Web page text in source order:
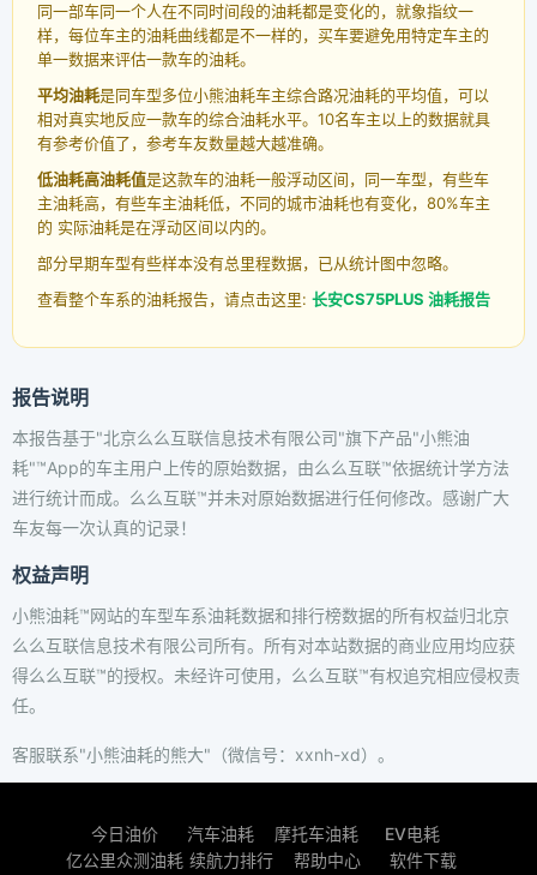
同一部车同一个人在不同时间段的油耗都是变化的，就象指纹一
样，每位车主的油耗曲线都是不一样的，买车要避免用特定车主的
单一数据来评估一款车的油耗。
平均油耗是同车型多位小熊油耗车主综合路况油耗的平均值，可以
相对真实地反应一款车的综合油耗水平。10名车主以上的数据就具
有参考价值了，参考车友数量越大越准确。
低油耗高油耗值是这款车的油耗一般浮动区间，同一车型，有些车
主油耗高，有些车主油耗低，不同的城市油耗也有变化，80%车主
的 实际油耗是在浮动区间以内的。
部分早期车型有些样本没有总里程数据，已从统计图中忽略。
查看整个车系的油耗报告，请点击这里: 长安CS75PLUS 油耗报告
报告说明
本报告基于"北京么么互联信息技术有限公司"旗下产品"小熊油
耗"™App的车主用户上传的原始数据，由么么互联™依据统计学方法
进行统计而成。么么互联™并未对原始数据进行任何修改。感谢广大
车友每一次认真的记录！
权益声明
小熊油耗™网站的车型车系油耗数据和排行榜数据的所有权益归北京
么么互联信息技术有限公司所有。所有对本站数据的商业应用均应获
得么么互联™的授权。未经许可使用，么么互联™有权追究相应侵权责
任。
客服联系"小熊油耗的熊大"（微信号：xxnh-xd）。
今日油价 汽车油耗 摩托车油耗
EV电耗
亿公里众测油耗 续航力排行 帮助中心 软件下载